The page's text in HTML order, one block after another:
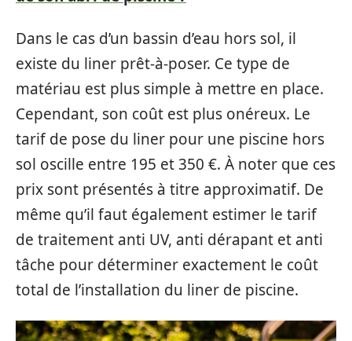
Dans le cas d’un bassin d’eau hors sol, il
existe du liner prêt-à-poser. Ce type de
matériau est plus simple à mettre en place.
Cependant, son coût est plus onéreux. Le
tarif de pose du liner pour une piscine hors
sol oscille entre 195 et 350 €. À noter que ces
prix sont présentés à titre approximatif. De
même qu’il faut également estimer le tarif
de traitement anti UV, anti dérapant et anti
tâche pour déterminer exactement le coût
total de l’installation du liner de piscine.